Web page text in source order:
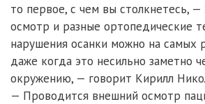
то первое, с чем вы столкнетесь, —
осмотр и разные ортопедические
нарушения осанки можно на самых
даже когда это несильно заметно
окружению, — говорит Кирилл
— Проводится внешний осмотр